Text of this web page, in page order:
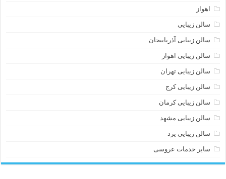
اهواز
سالن زیبایی
سالن زیبایی آذرباییجان
سالن زیبایی اهواز
سالن زیبایی تهران
سالن زیبایی کرج
سالن زیبایی کرمان
سالن زیبایی مشهد
سالن زیبایی یزد
سایر خدمات عروسی